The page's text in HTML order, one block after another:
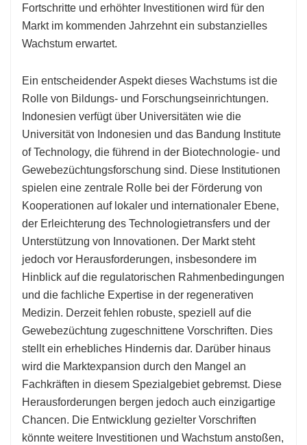
Fortschritte und erhöhter Investitionen wird für den
Markt im kommenden Jahrzehnt ein substanzielles
Wachstum erwartet.
Ein entscheidender Aspekt dieses Wachstums ist die
Rolle von Bildungs- und Forschungseinrichtungen.
Indonesien verfügt über Universitäten wie die
Universität von Indonesien und das Bandung Institute
of Technology, die führend in der Biotechnologie- und
Gewebezüchtungsforschung sind. Diese Institutionen
spielen eine zentrale Rolle bei der Förderung von
Kooperationen auf lokaler und internationaler Ebene,
der Erleichterung des Technologietransfers und der
Unterstützung von Innovationen. Der Markt steht
jedoch vor Herausforderungen, insbesondere im
Hinblick auf die regulatorischen Rahmenbedingungen
und die fachliche Expertise in der regenerativen
Medizin. Derzeit fehlen robuste, speziell auf die
Gewebezüchtung zugeschnittene Vorschriften. Dies
stellt ein erhebliches Hindernis dar. Darüber hinaus
wird die Marktexpansion durch den Mangel an
Fachkräften in diesem Spezialgebiet gebremst. Diese
Herausforderungen bergen jedoch auch einzigartige
Chancen. Die Entwicklung gezielter Vorschriften
könnte weitere Investitionen und Wachstum anstoßen,